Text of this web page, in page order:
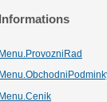
Informations
Menu.ProvozniRad
Menu.Cenik